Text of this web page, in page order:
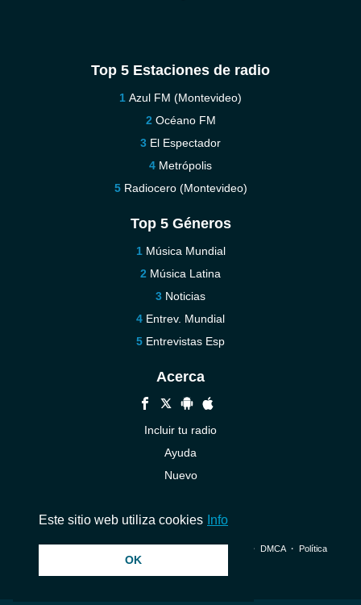
Top 5 Estaciones de radio
Azul FM (Montevideo)
Océano FM
El Espectador
Metrópolis
Radiocero (Montevideo)
Top 5 Géneros
Música Mundial
Música Latina
Noticias
Entrev. Mundial
Entrevistas Esp
Acerca
Incluir tu radio
Ayuda
Nuevo
© 2026 InstantAudio. Reservados todos los derechos. ・ DMCA・ Política
Este sitio web utiliza cookies Info
OK